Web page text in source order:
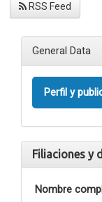
RSS Feed
General Data
Perfil y
Filiaciones y
Nombre